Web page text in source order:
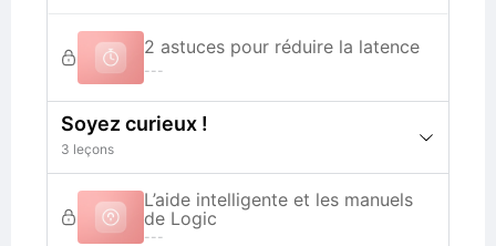
2 astuces pour réduire la latence
---
Soyez curieux !
3 leçons
L’aide intelligente et les manuels
de Logic
---